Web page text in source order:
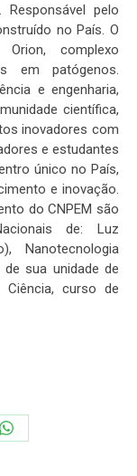
Responsável pelo
no País. O
complexo
em patógenos.
e engenharia,
científica,
inovadores com
e estudantes
único no País,
e inovação.
do CNPEM são
de: Luz
Nanotecnologia
de sua unidade de
curso de
Share